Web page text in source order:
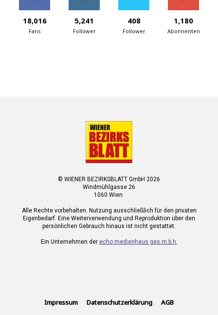
18,016
Fans
5,241
Follower
408
Follower
1,180
Abonnenten
© WIENER BEZIRKSBLATT GmbH 2026
Windmühlgasse 26
1060 Wien.
Alle Rechte vorbehalten. Nutzung ausschließlich für den privaten
Eigenbedarf. Eine Weiterverwendung und Reproduktion über den
persönlichen Gebrauch hinaus ist nicht gestattet.
Ein Unternehmen der echo medienhaus ges.m.b.h.
Impressum Datenschutzerklärung AGB